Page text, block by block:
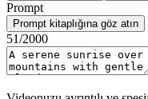
Prompt
Prompt kitaplığına göz atın
51/2000